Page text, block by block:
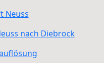
Neuss
nach Diebrock